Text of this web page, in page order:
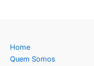
Home
Quem Somos